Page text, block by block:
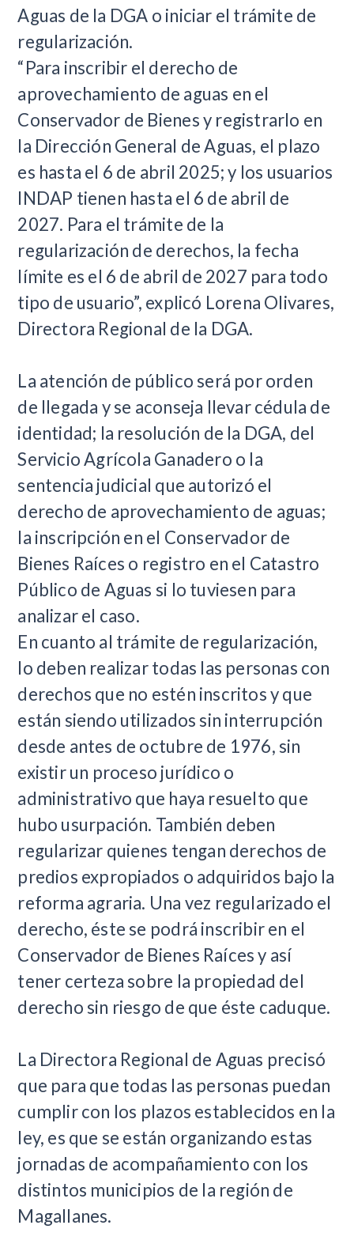
Aguas de la DGA o iniciar el trámite de
regularización.
“Para inscribir el derecho de
aprovechamiento de aguas en el
Conservador de Bienes y registrarlo en
la Dirección General de Aguas, el plazo
es hasta el 6 de abril 2025; y los usuarios
INDAP tienen hasta el 6 de abril de
2027. Para el trámite de la
regularización de derechos, la fecha
límite es el 6 de abril de 2027 para todo
tipo de usuario”, explicó Lorena Olivares,
Directora Regional de la DGA.
La atención de público será por orden
de llegada y se aconseja llevar cédula de
identidad; la resolución de la DGA, del
Servicio Agrícola Ganadero o la
sentencia judicial que autorizó el
derecho de aprovechamiento de aguas;
la inscripción en el Conservador de
Bienes Raíces o registro en el Catastro
Público de Aguas si lo tuviesen para
analizar el caso.
En cuanto al trámite de regularización,
lo deben realizar todas las personas con
derechos que no estén inscritos y que
están siendo utilizados sin interrupción
desde antes de octubre de 1976, sin
existir un proceso jurídico o
administrativo que haya resuelto que
hubo usurpación. También deben
regularizar quienes tengan derechos de
predios expropiados o adquiridos bajo la
reforma agraria. Una vez regularizado el
derecho, éste se podrá inscribir en el
Conservador de Bienes Raíces y así
tener certeza sobre la propiedad del
derecho sin riesgo de que éste caduque.
La Directora Regional de Aguas precisó
que para que todas las personas puedan
cumplir con los plazos establecidos en la
ley, es que se están organizando estas
jornadas de acompañamiento con los
distintos municipios de la región de
Magallanes.